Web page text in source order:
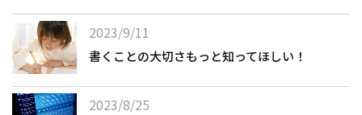
2023/9/11
書くことの大切さもっと知ってほしい！
2023/8/25